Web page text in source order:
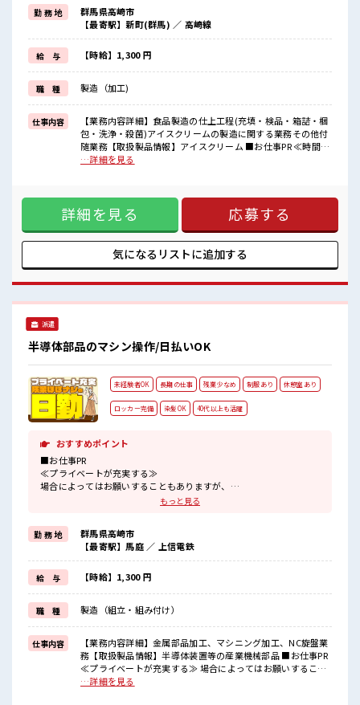
(規定有)≪動きやすい制服アリ≫
制服があるので、
毎日の服装の悩み解消♪
≪未経験OKの仕事≫
新しいことにチャレンジするのは不安だけど、
しっかり働く環境が整っています！
イチからスキルUP・ステップUP目指していきましょう！
≪自分に合った期間で働ける≫
福利厚生が整った派遣のお仕事です！
■職場の雰囲気
『少人数』だからコミュニケーションも取りやすい？
勤 務 地
群馬県高崎市
【最寄駅】新町(群馬) ／ 高崎線
給 与 【時給】1,300 円
職 種 製造（加工)
仕事内容
【業務内容詳細】食品製造の仕上工程(充填・検品・箱詰・梱
包・洗浄・殺菌)アイスクリームの製造に関する業務その他付
随業務【取扱製品情報】アイスクリーム ■お仕事PR ≪時間に
メリハリを≫ 残業はほとんどナシ！ 場合によってはお願いす
あるので、 毎日の服装の悩み解消♪ ≪未経験OKの仕事≫ 新
しいことにチャレンジするのは不安だけど、 しっかり働く環
境が整っています！ イチからスキルUP・ステップUP目指し
ていきましょう！ ≪自分に合った期間で働ける≫ 福利厚生が
整った派遣のお仕事です！ ■職場の雰囲気 『少人数』だから
コミュニケーションも取りやすい？ 派手すぎなければ多少の
躍中の職場≫
…詳細を見る
詳細を見る 応募する
気になるリストに追加する
派遣
半導体部品のマシン操作/日払いOK
未経験者OK 長期の仕事 残業少なめ 制服あり 休憩室あり
ロッカー完備 染髪OK 40代以上も活躍
おすすめポイント
■お仕事PR
≪プライベートが充実する≫
場合によってはお願いすることもありますが、
派手過ぎなければ髪型や髪色自由♪
(規定有)≪動きやすい制服アリ≫
制服があるので、
毎日の服装の悩み解消♪
≪初めての仕事だけど自分にもできそう≫
新しいことにチャレンジするのは不安だけど、
しっかり働く環境が整っています！
イチからスキルUP・ステップUP目指していきましょう！
≪様々なお仕事をご提案≫
一人で悩まず気軽に相談できる、
派遣のお仕事です！
■職場の雰囲気
もっと見る
勤 務 地
群馬県高崎市
【最寄駅】馬庭 ／ 上信電鉄
給 与 【時給】1,300 円
職 種 製造（組立・組み付け）
仕事内容
【業務内容詳細】金属部品加工、マシニング加工、NC旋盤業
務【取扱製品情報】半導体装置等の産業機械部品 ■お仕事PR
≪プライベートが充実する≫ 場合によってはお願いすること
もありますが、 残業はほとんどナシ！ ≪モチベーションも
…詳細を見る